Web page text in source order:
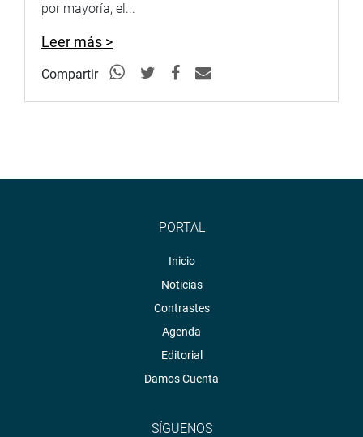
por mayoría, el...
Leer más >
Compartir
PORTAL
Inicio
Noticias
Contrastes
Agenda
Editorial
Damos Cuenta
SÍGUENOS